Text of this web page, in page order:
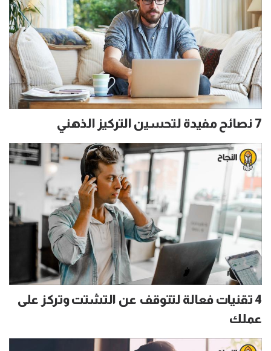
7 نصائح مفيدة لتحسين التركيز الذهني
4 تقنيات فعالة لتتوقف عن التشتت وتركز على
عملك